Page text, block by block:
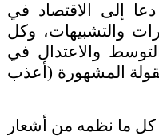
إلى الاقتصاد في
والتشبيهات، وكل
والاعتدال في
المشهورة (أعذب
ما نظمه من أشعار